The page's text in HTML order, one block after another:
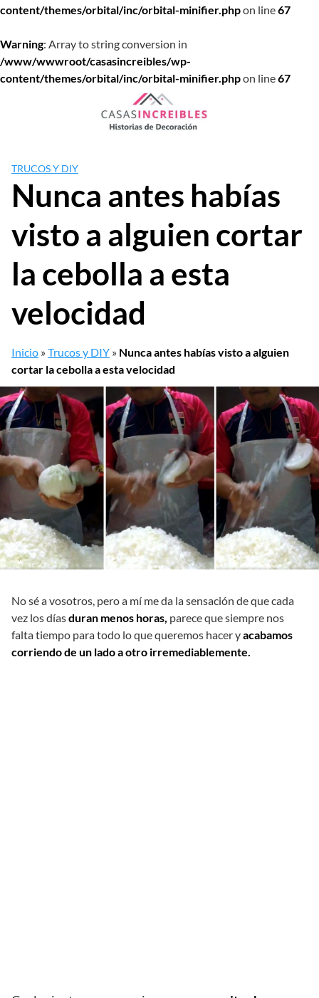
content/themes/orbital/inc/orbital-minifier.phpon line67
Warning: Array to string conversion in
/www/wwwroot/casasincreibles/wp-
content/themes/orbital/inc/orbital-minifier.phpon line67
TRUCOS Y DIY
Nunca antes habías
visto a alguien cortar
la cebolla a esta
velocidad
Inicio »Trucos y DIY » Nunca antes habías visto a alguien
cortar la cebolla a esta velocidad
No sé a vosotros, pero a mí me da la sensación de que cada
vez los díasduran menos horas, parece que siempre nos
falta tiempo para todo lo que queremos hacer yacabamos
corriendo de un lado a otro irremediablemente.